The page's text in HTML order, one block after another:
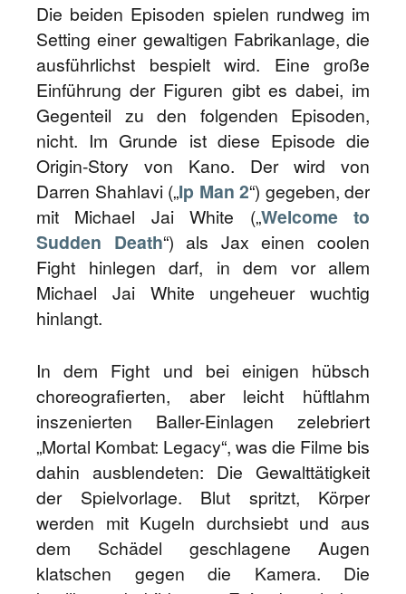
Die beiden Episoden spielen rundweg im
Setting einer gewaltigen Fabrikanlage, die
ausführlichst bespielt wird. Eine große
Einführung der Figuren gibt es dabei, im
Gegenteil zu den folgenden Episoden,
nicht. Im Grunde ist diese Episode die
Origin-Story von Kano. Der wird von
Darren Shahlavi („Ip Man 2“) gegeben, der
mit Michael Jai White („Welcome to
Sudden Death“) als Jax einen coolen
Fight hinlegen darf, in dem vor allem
Michael Jai White ungeheuer wuchtig
hinlangt.
In dem Fight und bei einigen hübsch
choreografierten, aber leicht hüftlahm
inszenierten Baller-Einlagen zelebriert
„Mortal Kombat: Legacy“, was die Filme bis
dahin ausblendeten: Die Gewalttätigkeit
der Spielvorlage. Blut spritzt, Körper
werden mit Kugeln durchsiebt und aus
dem Schädel geschlagene Augen
klatschen gegen die Kamera. Die